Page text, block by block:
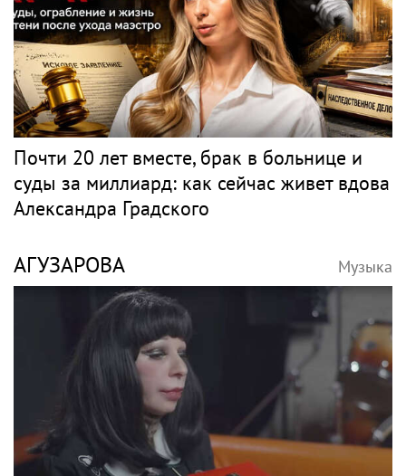
Почти 20 лет вместе, брак в больнице и
суды за миллиард: как сейчас живет вдова
Александра Градского
АГУЗАРОВА Музыка